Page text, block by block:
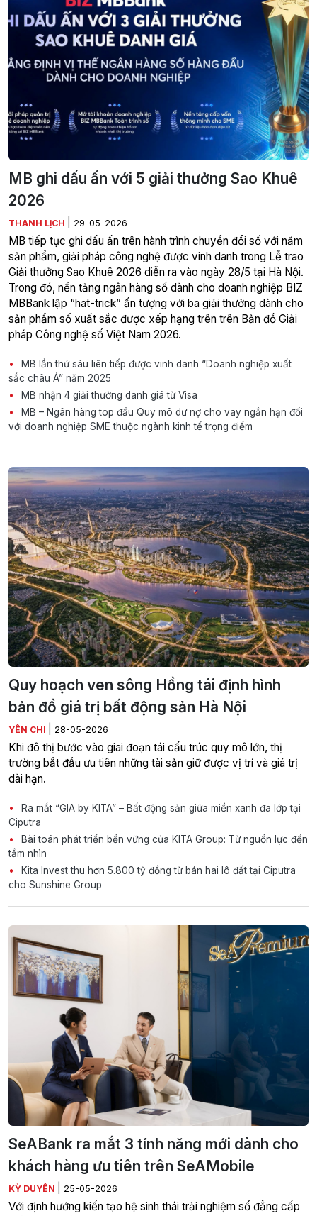
MB ghi dấu ấn với 5 giải thưởng Sao Khuê
2026
THANH LỊCH 29-05-2026
MB tiếp tục ghi dấu ấn trên hành trình chuyển đổi số với năm
sản phẩm, giải pháp công nghệ được vinh danh trong Lễ trao
Giải thưởng Sao Khuê 2026 diễn ra vào ngày 28/5 tại Hà Nội.
Trong đó, nền tảng ngân hàng số dành cho doanh nghiệp BIZ
MBBank lập “hat-trick” ấn tượng với ba giải thưởng dành cho
sản phẩm số xuất sắc được xếp hạng trên trên Bản đồ Giải
pháp Công nghệ số Việt Nam 2026.
MB lần thứ sáu liên tiếp được vinh danh “Doanh nghiệp xuất
sắc châu Á” năm 2025
MB nhận 4 giải thưởng danh giá từ Visa
MB – Ngân hàng top đầu Quy mô dư nợ cho vay ngắn hạn đối
với doanh nghiệp SME thuộc ngành kinh tế trọng điểm
Quy hoạch ven sông Hồng tái định hình
bản đồ giá trị bất động sản Hà Nội
YÊN CHI 28-05-2026
Khi đô thị bước vào giai đoạn tái cấu trúc quy mô lớn, thị
trường bắt đầu ưu tiên những tài sản giữ được vị trí và giá trị
dài hạn.
Ra mắt “GIA by KITA” – Bất động sản giữa miền xanh đa lớp tại
Ciputra
Bài toán phát triển bền vững của KITA Group: Từ nguồn lực đến
tầm nhìn
Kita Invest thu hơn 5.800 tỷ đồng từ bán hai lô đất tại Ciputra
cho Sunshine Group
SeABank ra mắt 3 tính năng mới dành cho
khách hàng ưu tiên trên SeAMobile
KỲ DUYÊN 25-05-2026
Với định hướng kiến tạo hệ sinh thái trải nghiệm số đẳng cấp